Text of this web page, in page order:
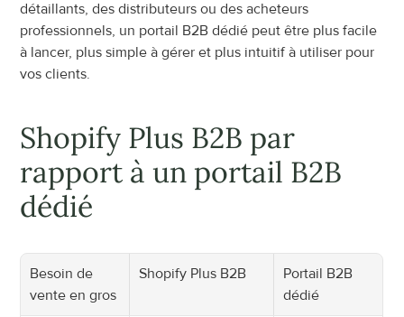
détaillants, des distributeurs ou des acheteurs
professionnels, un portail B2B dédié peut être plus facile
à lancer, plus simple à gérer et plus intuitif à utiliser pour
vos clients.
Shopify Plus B2B par
rapport à un portail B2B
dédié
Besoin de
vente en gros
Shopify Plus B2B
Portail B2B
dédié